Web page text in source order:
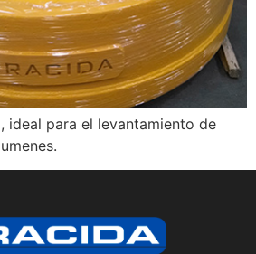
ideal para el levantamiento de